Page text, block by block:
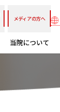
メディアの方へ
当院について